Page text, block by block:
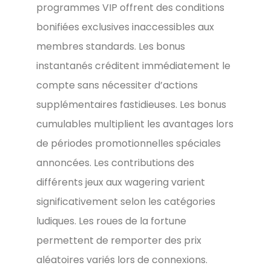
programmes VIP offrent des conditions
bonifiées exclusives inaccessibles aux
membres standards. Les bonus
instantanés créditent immédiatement le
compte sans nécessiter d’actions
supplémentaires fastidieuses. Les bonus
cumulables multiplient les avantages lors
de périodes promotionnelles spéciales
annoncées. Les contributions des
différents jeux aux wagering varient
significativement selon les catégories
ludiques. Les roues de la fortune
permettent de remporter des prix
aléatoires variés lors de connexions.